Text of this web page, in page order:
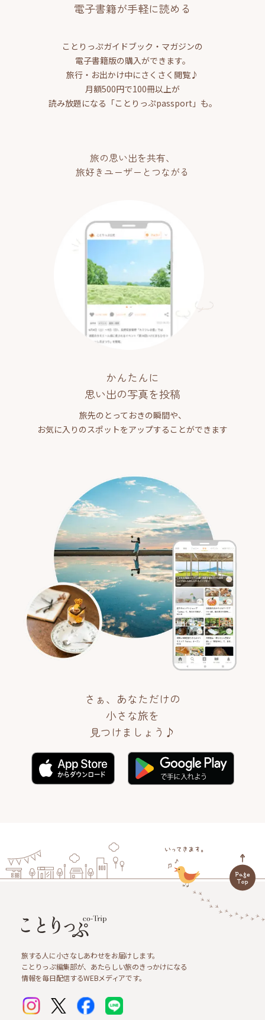
電子書籍が手軽に読める
ことりっぷガイドブック・マガジンの
電子書籍版の購入ができます。
旅行・お出かけ中にさくさく閲覧♪
月額500円で100冊以上が
読み放題になる「ことりっぷpassport」も。
旅の思い出を共有、
旅好きユーザーとつながる
かんたんに
思い出の写真を投稿
旅先のとっておきの瞬間や、
お気に入りのスポットをアップすることができます
さぁ、あなただけの
小さな旅を
見つけましょう♪
旅する人に小さなしあわせをお届けします。
ことりっぷ編集部が、あたらしい旅のきっかけになる
情報を毎日配信するWEBメディアです。